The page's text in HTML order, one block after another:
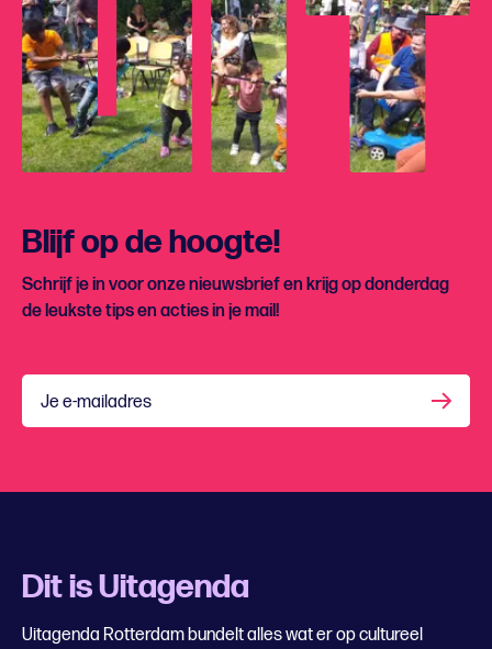
Blijf op de hoogte!
Schrijf je in voor onze nieuwsbrief en krijg op donderdag
de leukste tips en acties in je mail!
Je e-mailadres
Dit is Uitagenda
Uitagenda Rotterdam bundelt alles wat er op cultureel